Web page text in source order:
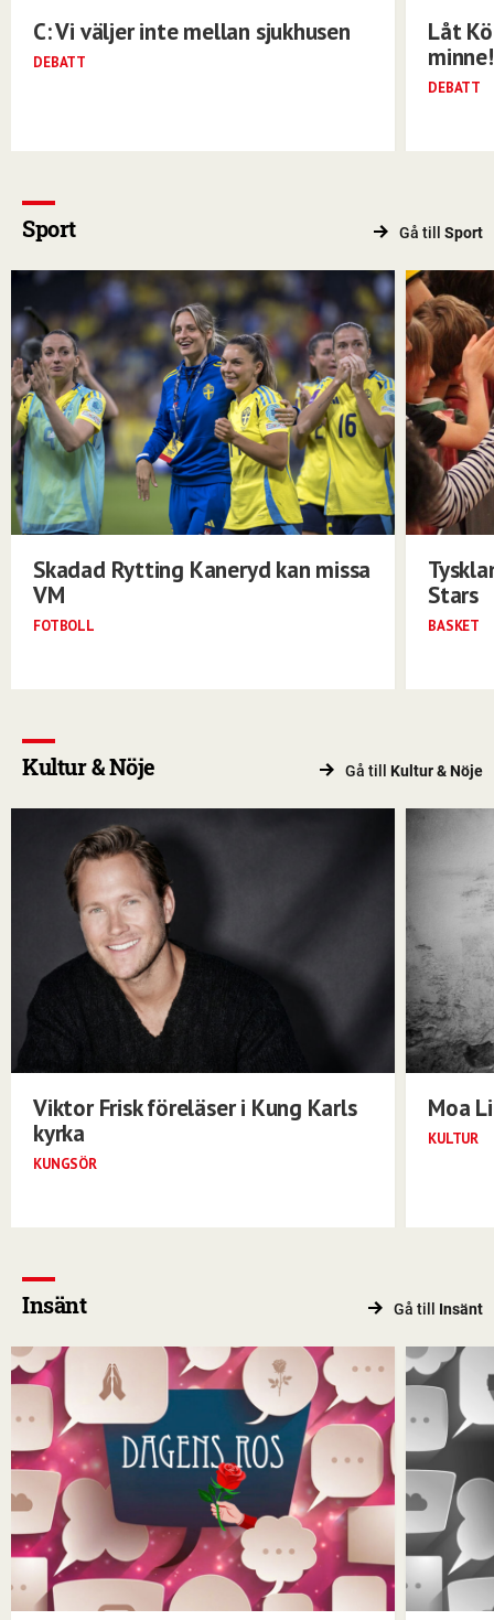
C: Vi väljer inte mellan sjukhusen
DEBATT
Låt
minne!
DEBATT
Sport Gå till Sport
Skadad Rytting Kaneryd kan missa
VM
FOTBOLL
Stars
BASKET
Kultur & Nöje Gå till Kultur & Nöje
Viktor Frisk föreläser i Kung Karls
kyrka
KUNGSÖR
Moa
KULTUR
Insänt Gå till Insänt